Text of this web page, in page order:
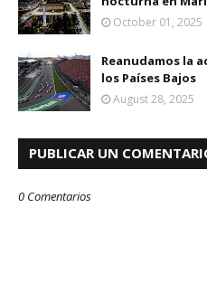
October 01, 2025
Reanudamos la
los Países Bajos
August 28, 2025
PUBLICAR UN
0 Comentarios